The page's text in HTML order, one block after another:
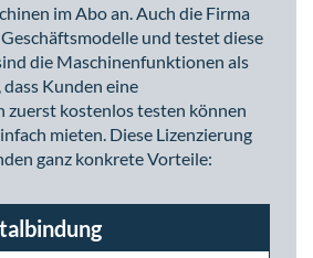
im Abo an. Auch die Firma
und testet diese
die Maschinenfunktionen als
Kunden eine
kostenlos testen können
mieten. Diese Lizenzierung
ganz konkrete Vorteile: